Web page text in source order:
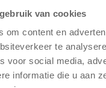
van cookies
om content en
te
voor social media,
informatie die u aan
Voorwaarden| Disclaimer